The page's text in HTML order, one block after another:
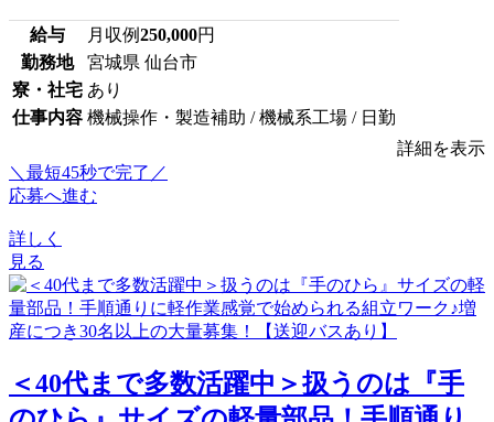
給与 月収例250,000円
勤務地
宮城県 仙台市
寮・社宅 あり
仕事内容 機械操作・製造補助 / 機械系工場 / 日勤
詳細を表示
＼最短45秒で完了／
応募へ進む
詳しく
見る
＜40代まで多数活躍中＞扱うのは『手